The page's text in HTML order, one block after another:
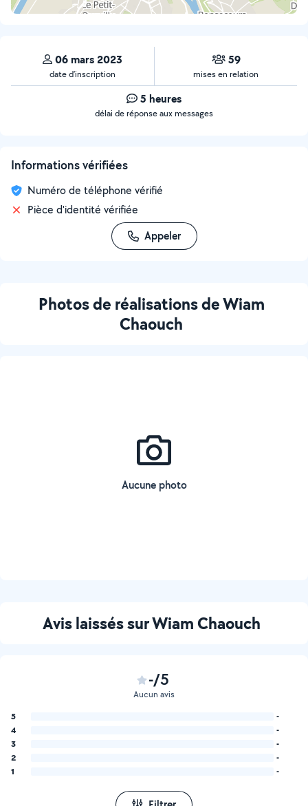
06 mars 2023
date d’inscription
59
mises en relation
5 heures
délai de réponse aux messages
Informations vérifiées
Numéro de téléphone vérifié
Pièce d'identité vérifiée
Appeler
Photos de réalisations de Wiam
Chaouch
Aucune photo
Avis laissés sur Wiam Chaouch
-/5
Aucun avis
5
-
4
-
3
-
2
-
1
-